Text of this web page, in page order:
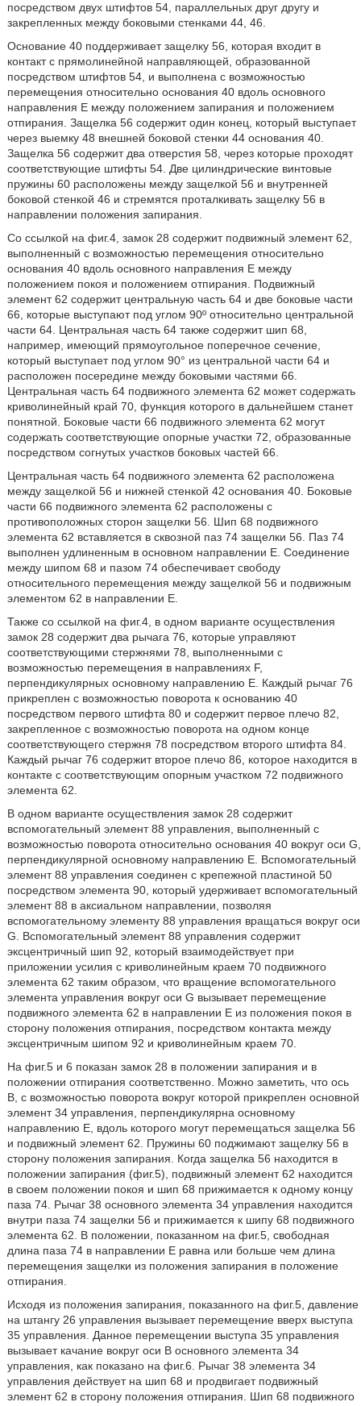
посредством двух штифтов 54, параллельных друг другу и
закрепленных между боковыми стенками 44, 46.
Основание 40 поддерживает защелку 56, которая входит в
контакт с прямолинейной направляющей, образованной
посредством штифтов 54, и выполнена с возможностью
перемещения относительно основания 40 вдоль основного
направления Е между положением запирания и положением
отпирания. Защелка 56 содержит один конец, который выступает
через выемку 48 внешней боковой стенки 44 основания 40.
Защелка 56 содержит два отверстия 58, через которые проходят
соответствующие штифты 54. Две цилиндрические винтовые
пружины 60 расположены между защелкой 56 и внутренней
боковой стенкой 46 и стремятся проталкивать защелку 56 в
направлении положения запирания.
Со ссылкой на фиг.4, замок 28 содержит подвижный элемент 62,
выполненный с возможностью перемещения относительно
основания 40 вдоль основного направления Е между
положением покоя и положением отпирания. Подвижный
элемент 62 содержит центральную часть 64 и две боковые части
66, которые выступают под углом 90º относительно центральной
части 64. Центральная часть 64 также содержит шип 68,
например, имеющий прямоугольное поперечное сечение,
который выступает под углом 90° из центральной части 64 и
расположен посередине между боковыми частями 66.
Центральная часть 64 подвижного элемента 62 может содержать
криволинейный край 70, функция которого в дальнейшем станет
понятной. Боковые части 66 подвижного элемента 62 могут
содержать соответствующие опорные участки 72, образованные
посредством согнутых участков боковых частей 66.
Центральная часть 64 подвижного элемента 62 расположена
между защелкой 56 и нижней стенкой 42 основания 40. Боковые
части 66 подвижного элемента 62 расположены с
противоположных сторон защелки 56. Шип 68 подвижного
элемента 62 вставляется в сквозной паз 74 защелки 56. Паз 74
выполнен удлиненным в основном направлении Е. Соединение
между шипом 68 и пазом 74 обеспечивает свободу
относительного перемещения между защелкой 56 и подвижным
элементом 62 в направлении Е.
Также со ссылкой на фиг.4, в одном варианте осуществления
замок 28 содержит два рычага 76, которые управляют
соответствующими стержнями 78, выполненными с
возможностью перемещения в направлениях F,
перпендикулярных основному направлению Е. Каждый рычаг 76
прикреплен с возможностью поворота к основанию 40
посредством первого штифта 80 и содержит первое плечо 82,
закрепленное с возможностью поворота на одном конце
соответствующего стержня 78 посредством второго штифта 84.
Каждый рычаг 76 содержит второе плечо 86, которое находится в
контакте с соответствующим опорным участком 72 подвижного
элемента 62.
В одном варианте осуществления замок 28 содержит
вспомогательный элемент 88 управления, выполненный с
возможностью поворота относительно основания 40 вокруг оси G,
перпендикулярной основному направлению Е. Вспомогательный
элемент 88 управления соединен с крепежной пластиной 50
посредством элемента 90, который удерживает вспомогательный
элемент 88 в аксиальном направлении, позволяя
вспомогательному элементу 88 управления вращаться вокруг оси
G. Вспомогательный элемент 88 управления содержит
эксцентричный шип 92, который взаимодействует при
приложении усилия с криволинейным краем 70 подвижного
элемента 62 таким образом, что вращение вспомогательного
элемента управления вокруг оси G вызывает перемещение
подвижного элемента 62 в направлении Е из положения покоя в
сторону положения отпирания, посредством контакта между
эксцентричным шипом 92 и криволинейным краем 70.
На фиг.5 и 6 показан замок 28 в положении запирания и в
положении отпирания соответственно. Можно заметить, что ось
В, с возможностью поворота вокруг которой прикреплен основной
элемент 34 управления, перпендикулярна основному
направлению Е, вдоль которого могут перемещаться защелка 56
и подвижный элемент 62. Пружины 60 поджимают защелку 56 в
сторону положения запирания. Когда защелка 56 находится в
положении запирания (фиг.5), подвижный элемент 62 находится
в своем положении покоя и шип 68 прижимается к одному концу
паза 74. Рычаг 38 основного элемента 34 управления находится
внутри паза 74 защелки 56 и прижимается к шипу 68 подвижного
элемента 62. В положении, показанном на фиг.5, свободная
длина паза 74 в направлении Е равна или больше чем длина
перемещения защелки из положения запирания в положение
отпирания.
Исходя из положения запирания, показанного на фиг.5, давление
на штангу 26 управления вызывает перемещение вверх выступа
35 управления. Данное перемещении выступа 35 управления
вызывает качание вокруг оси В основного элемента 34
управления, как показано на фиг.6. Рычаг 38 элемента 34
управления действует на шип 68 и продвигает подвижный
элемент 62 в сторону положения отпирания. Шип 68 подвижного